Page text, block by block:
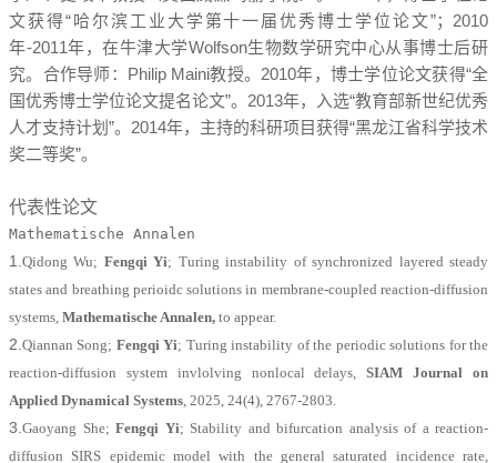
文获得“哈尔滨工业大学第十一届优秀博士学位论文”；2010
年-2011年，在牛津大学Wolfson生物数学研究中心从事博士后研
究。合作导师：Philip Maini教授。2010年，博士学位论文获得“全
国优秀博士学位论文提名论文”。2013年，入选“教育部新世纪优秀
人才支持计划”。2014年，主持的科研项目获得“黑龙江省科学技术
奖二等奖”。
代表性论文
Mathematische Annalen
1. Qidong Wu; Fengqi Yi; Turing instability of synchronized layered steady
states and breathing perioidc solutions in membrane-coupled reaction-diffusion
systems, Mathematische Annalen, to appear.
2. Qiannan Song; Fengqi Yi; Turing instability of the periodic solutions for the
reaction-diffusion system invlolving nonlocal delays,SIAM Journal on
Applied Dynamical Systems, 2025, 24(4), 2767-2803.
3. Gaoyang She; Fengqi Yi; Stability and bifurcation analysis of a reaction-
diffusion SIRS epidemic model with the general saturated incidence rate,